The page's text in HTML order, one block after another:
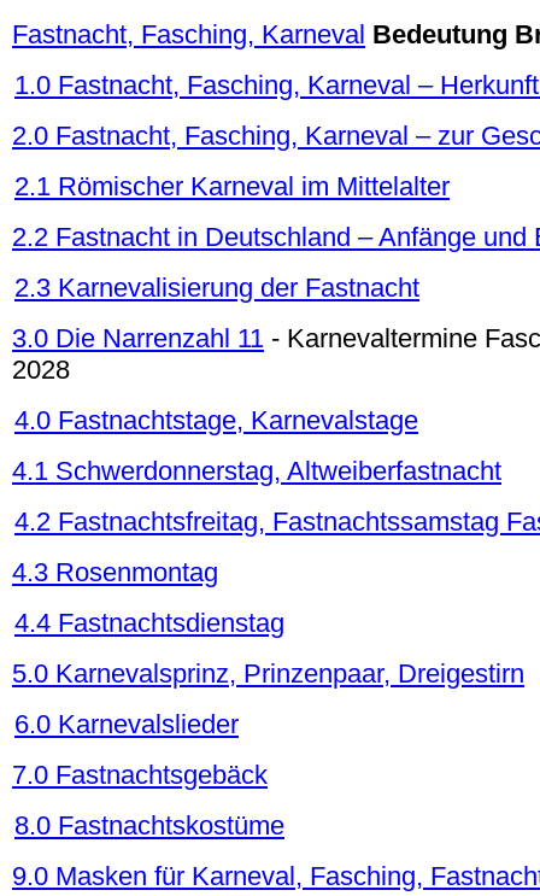
Fastnacht, Fasching, Karneval Bedeutung
1.0 Fastnacht, Fasching, Karneval –
2.0 Fastnacht, Fasching, Karneval – zur
2.1 Römischer Karneval im Mittelalter
2.2 Fastnacht in Deutschland – Anfänge und
2.3 Karnevalisierung der Fastnacht
3.0 Die Narrenzahl 11 - Karnevaltermine
2028
4.0 Fastnachtstage, Karnevalstage
4.1 Schwerdonnerstag, Altweiberfastnacht
4.2 Fastnachtsfreitag, Fastnachtssamstag
4.3 Rosenmontag
4.4 Fastnachtsdienstag
5.0 Karnevalsprinz, Prinzenpaar, Dreigestirn
6.0 Karnevalslieder
7.0 Fastnachtsgebäck
8.0 Fastnachtskostüme
9.0 Masken für Karneval, Fasching,